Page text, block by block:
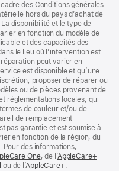
des Conditions générales
hors du pays d’achat de
disponibilité et le type de
en fonction du modèle de
et des capacités des
le lieu où l’intervention est
peut varier en
est disponible et qu’une
proposer de réparer ou
ou de pièces provenant de
réglementations locales, qui
de couleur et/ou de
de remplacement
pas garantie et est soumise à
en fonction de la région, du
Pour des informations,
One(s’ouvre
dans
, de l’AppleCare+
(s’ouvre
ou de l’AppleCare+(s’ouvre
.